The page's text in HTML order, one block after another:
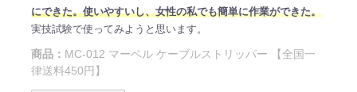
にできた。使いやすいし、女性の私でも簡単に作業ができた。
実技試験で使ってみようと思います。
商品： MC-012 マーベル ケーブルストリッパー 【全国一
律送料450円】